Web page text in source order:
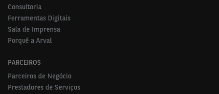
Consultoria
Ferramentas Digitais
Sala de Imprensa
Porquê a Arval
PARCEIROS
Parceiros de Negócio
Prestadores de Serviços